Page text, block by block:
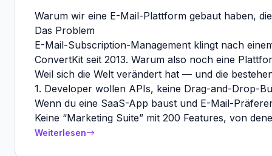
Warum wir eine E-Mail-Plattform gebaut haben,
Das Problem
E-Mail-Subscription-Management klingt nach
ConvertKit seit 2013. Warum also noch eine
Weil sich die Welt verändert hat — und die
1. Developer wollen APIs, keine Drag-and-Drop-
Wenn du eine SaaS-App baust und E-Mail-
Keine “Marketing Suite” mit 200 Features, von
Weiterlesen